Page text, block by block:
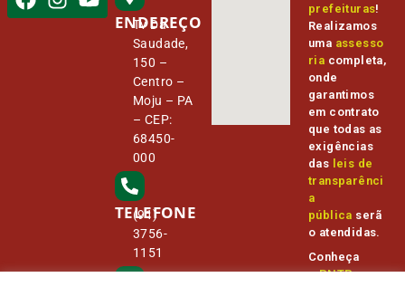
ENDEREÇO
Tv Da
Saudade,
150 –
Centro –
Moju – PA
– CEP:
68450-
000
TELEFONE
(91)
3756-
1151
prefeituras!
Realizamos
uma assesso
ria completa,
onde
garantimos
em contrato
que todas as
exigências
das leis de
transparênci
a
pública serã
o atendidas.
Conheça
oPNTPe